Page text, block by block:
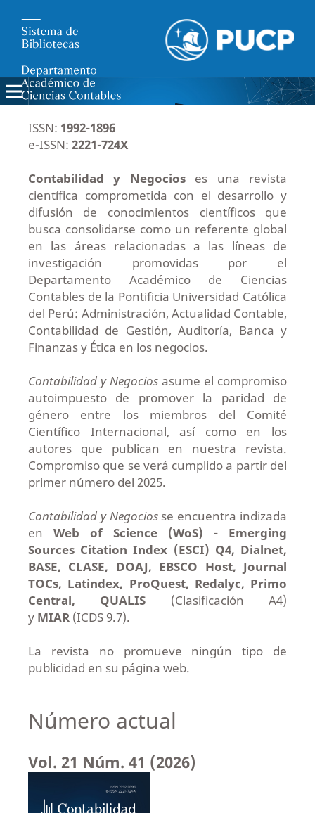
ISSN: 1992-1896
e-ISSN: 2221-724X
Contabilidad y Negocios es una revista
científica comprometida con el desarrollo y
difusión de conocimientos científicos que
busca consolidarse como un referente global
en las áreas relacionadas a las líneas de
investigación promovidas por el
Departamento Académico de Ciencias
Contables de la Pontificia Universidad Católica
del Perú: Administración, Actualidad Contable,
Contabilidad de Gestión, Auditoría, Banca y
Finanzas y Ética en los negocios.
Contabilidad y Negocios asume el compromiso
autoimpuesto de promover la paridad de
género entre los miembros del Comité
Científico Internacional, así como en los
autores que publican en nuestra revista.
Compromiso que se verá cumplido a partir del
primer número del 2025.
Contabilidad y Negociosse encuentra indizada
en Web of Science (WoS) - Emerging
Sources Citation Index (ESCI) Q4, Dialnet,
BASE, CLASE, DOAJ, EBSCO Host, Journal
TOCs, Latindex, ProQuest, Redalyc, Primo
Central, QUALIS (Clasificación A4)
y MIAR(ICDS 9.7).
La revista no promueve ningún tipo de
publicidad en su página web.
Número actual
Vol. 21 Núm. 41 (2026)